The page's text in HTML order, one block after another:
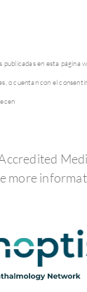
publicadas en esta página
o cuentan con el